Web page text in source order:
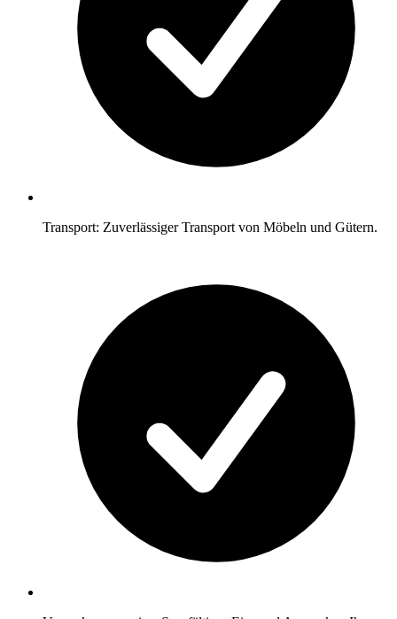
Transport: Zuverlässiger Transport von Möbeln und Gütern.